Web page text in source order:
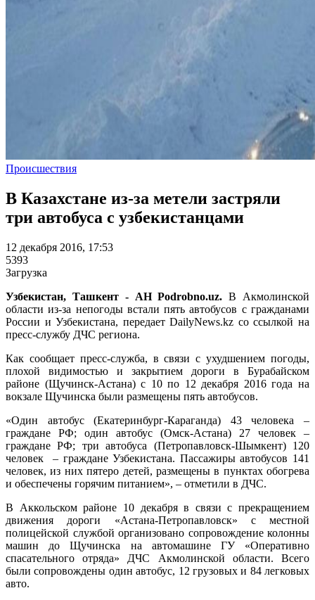
Происшествия
В Казахстане из-за метели застряли
три автобуса с узбекистанцами
12 декабря 2016, 17:53
5393
Загрузка
Узбекистан, Ташкент - АН Podrobno.uz.В Акмолинской
области из-за непогоды встали пять автобусов с гражданами
России и Узбекистана, передает DailyNews.kz со ссылкой на
пресс-службу ДЧС региона.
Как сообщает пресс-служба, в связи с ухудшением погоды,
плохой видимостью и закрытием дороги в Бурабайском
районе (Щучинск-Астана) с 10 по 12 декабря 2016 года на
вокзале Щучинска были размещены пять автобусов.
«Один автобус (Екатеринбург-Караганда) 43 человека –
граждане РФ; один автобус (Омск-Астана) 27 человек –
граждане РФ; три автобуса (Петропавловск-Шымкент) 120
человек – граждане Узбекистана. Пассажиры автобусов 141
человек, из них пятеро детей, размещены в пунктах обогрева
и обеспечены горячим питанием», – отметили в ДЧС.
В Аккольском районе 10 декабря в связи с прекращением
движения дороги «Астана-Петропавловск» с местной
полицейской службой организовано сопровождение колонны
машин до Щучинска на автомашине ГУ «Оперативно
спасательного отряда» ДЧС Акмолинской области. Всего
были сопровождены один автобус, 12 грузовых и 84 легковых
авто.